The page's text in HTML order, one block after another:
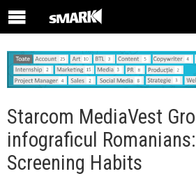
Starcom MediaVest
infograficul
Screening Habits